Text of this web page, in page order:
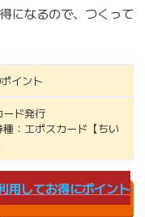
になるので、つくって
イント
ード発行
種：エポスカード【ちい
用してお得にポイント